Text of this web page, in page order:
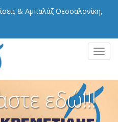
& Αμπαλάζ Θεσσαλονίκη,
εδώ!!!